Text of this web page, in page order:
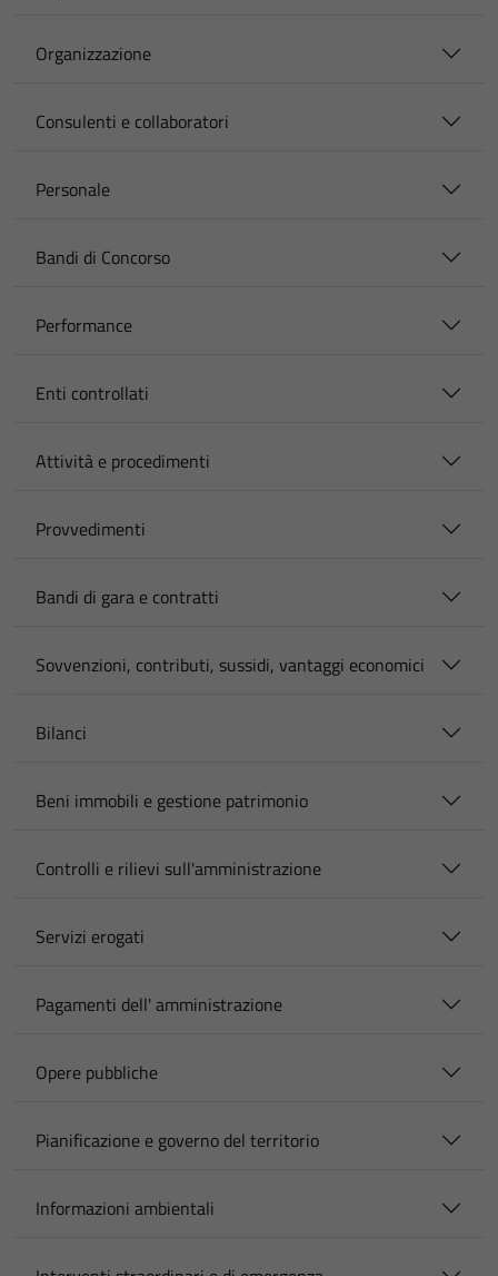
Organizzazione
Consulenti e collaboratori
Personale
Bandi di Concorso
Performance
Enti controllati
Attività e procedimenti
Provvedimenti
Bandi di gara e contratti
Sovvenzioni, contributi, sussidi, vantaggi economici
Bilanci
Beni immobili e gestione patrimonio
Controlli e rilievi sull'amministrazione
Servizi erogati
Pagamenti dell' amministrazione
Opere pubbliche
Pianificazione e governo del territorio
Informazioni ambientali